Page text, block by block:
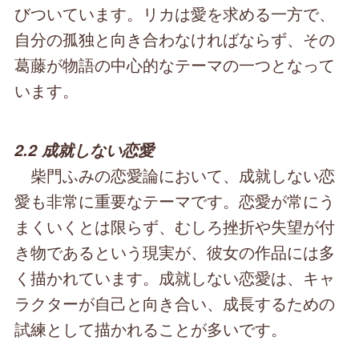
びついています。リカは愛を求める一方で、
自分の孤独と向き合わなければならず、その
葛藤が物語の中心的なテーマの一つとなって
います。
2.2 成就しない恋愛
柴門ふみの恋愛論において、成就しない恋
愛も非常に重要なテーマです。恋愛が常にう
まくいくとは限らず、むしろ挫折や失望が付
き物であるという現実が、彼女の作品には多
く描かれています。成就しない恋愛は、キャ
ラクターが自己と向き合い、成長するための
試練として描かれることが多いです。